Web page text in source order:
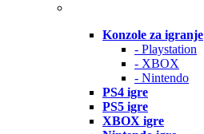
Konzole za igranje
- Playstation
- XBOX
- Nintendo
PS4 igre
PS5 igre
XBOX igre